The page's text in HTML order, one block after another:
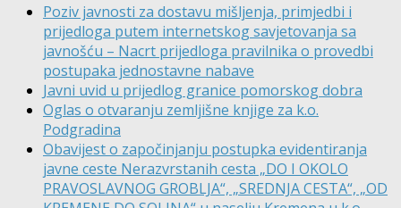
Poziv javnosti za dostavu mišljenja, primjedbi i
prijedloga putem internetskog savjetovanja sa
javnošću – Nacrt prijedloga pravilnika o provedbi
postupaka jednostavne nabave
Javni uvid u prijedlog granice pomorskog dobra
Oglas o otvaranju zemljišne knjige za k.o.
Podgradina
Obavijest o započinjanju postupka evidentiranja
javne ceste Nerazvrstanih cesta „DO I OKOLO
PRAVOSLAVNOG GROBLJA“, „SREDNJA CESTA“, „OD